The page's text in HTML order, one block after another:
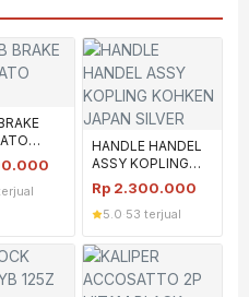
HANDLE HANDEL
ASSY KOPLING
KOHKEN JAPAN
SILVER
Rp 2.300.000
5.0 53 terjual